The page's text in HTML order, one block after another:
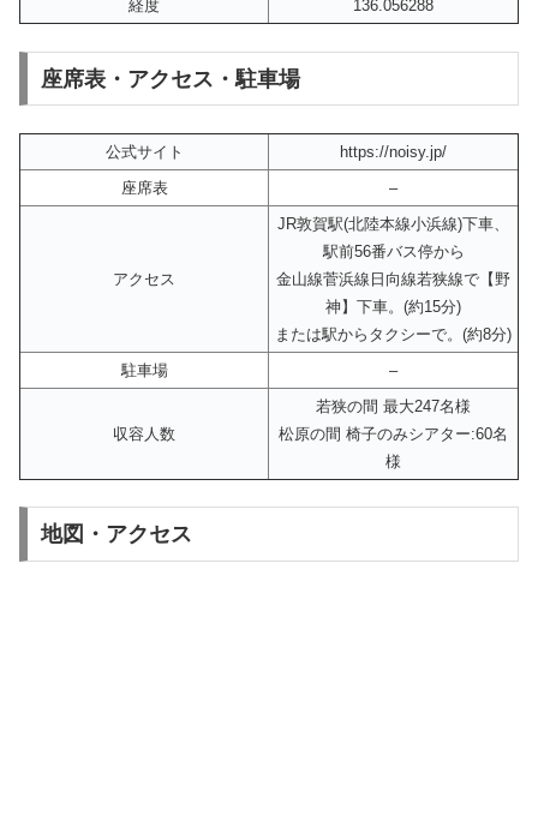
経度
136.056288
座席表・アクセス・駐車場
公式サイト
https://noisy.jp/
座席表
–
アクセス
JR敦賀駅(北陸本線小浜線)下車、
駅前56番バス停から
金山線菅浜線日向線若狭線で【野
神】下車。(約15分)
または駅からタクシーで。(約8分)
駐車場
–
収容人数
若狭の間 最大247名様
松原の間 椅子のみシアター:60名
様
地図・アクセス